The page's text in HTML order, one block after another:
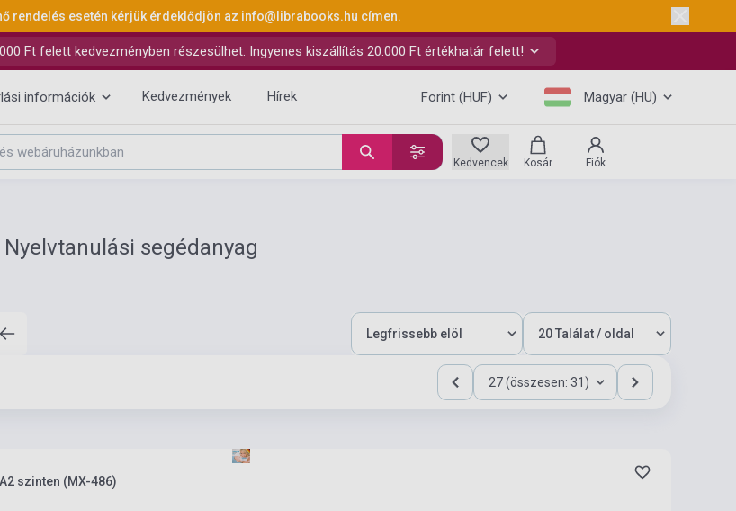
rendelés esetén kérjük érdeklődjön az info@librabooks.hu címen.
Ft felett kedvezményben részesülhet. Ingyenes kiszállítás 20.000 Ft értékhatár felett!
információk Kedvezmények Hírek Forint (HUF) Magyar (HU)
Kedvencek Kosár Fiók
Nyelvtanulási segédanyag
27 (összesen: 31)
szinten (MX-486)